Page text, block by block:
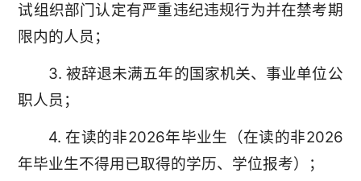
试组织部门认定有严重违纪违规行为并在禁考期
限内的人员；
3. 被辞退未满五年的国家机关、事业单位公
职人员；
4. 在读的非2026年毕业生（在读的非2026
年毕业生不得用已取得的学历、学位报考）；